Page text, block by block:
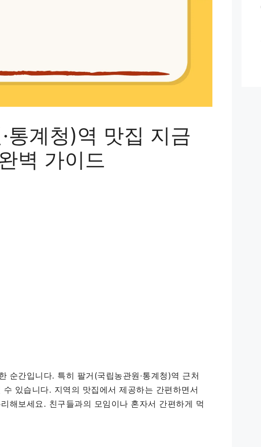
통계청)역 맛집 지금
벽 가이드
순간입니다. 특히 팔거(국립농관원·통계청)역 근처
있습니다. 지역의 맛집에서 제공하는 간편하면서
해보세요. 친구들과의 모임이나 혼자서 간편하게 먹